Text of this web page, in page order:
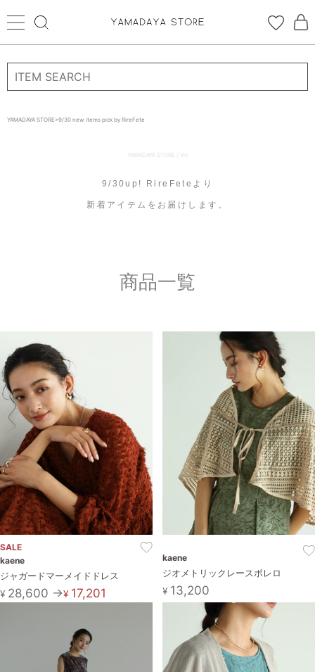
ログイン 新規会員登録
STORE BRAND・LABELから探す
セール商品
スタイリング
特集
NEWS
ブランド一覧
店舗検索
サイズガイド
ご利用ガイド/ヘルプ
お問い合わせ
YAMADAYA STORE >9/30 new items pick by RireFete
YAMADAYA STORE / Vin
9/30up! RireFeteより
新着アイテムをお届けします。
商品一覧
SALE
kaene
ジャガードマーメイドドレス
¥28,600 →¥17,201
kaene
ジオメトリックレースボレロ
¥13,200